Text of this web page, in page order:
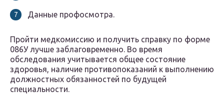
Данные профосмотра.
Пройти медкомиссию и получить справку по форме
086У лучше заблаговременно. Во время
обследования учитывается общее состояние
здоровья, наличие противопоказаний к выполнению
должностных обязанностей по будущей
специальности.